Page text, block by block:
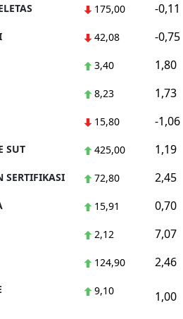
175,00 -0,11
42,08 -0,75
3,40 1,80
8,23 1,73
15,80 -1,06
SUT 425,00 1,19
SERTIFIKASI 72,80 2,45
15,91 0,70
2,12 7,07
124,90 2,46
9,10 1,00